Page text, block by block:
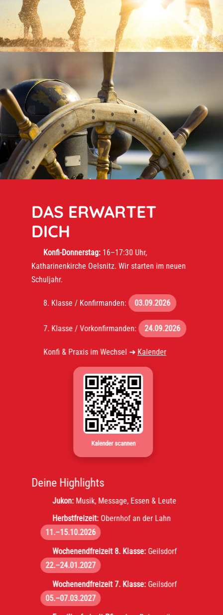
DAS ERWARTET
DICH
Konfi-Donnerstag:16–17:30 Uhr,
Katharinenkirche Oelsnitz. Wir starten im neuen
Schuljahr.
8. Klasse / Konfirmanden: 03.09.2026
7. Klasse / Vorkonfirmanden: 24.09.2026
Konfi & Praxis im Wechsel ➜ Kalender
Kalender scannen
Deine Highlights
Jukon:Musik, Message, Essen & Leute
Herbstfreizeit:Obernhof an der Lahn
11.–15.10.2026
Wochenendfreizeit 8. Klasse:Geilsdorf
22.–24.01.2027
Wochenendfreizeit 7. Klasse:Geilsdorf
05.–07.03.2027